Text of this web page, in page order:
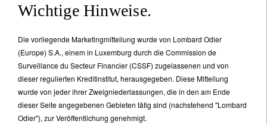
Wichtige Hinweise.
Die vorliegende Marketingmitteilung wurde von Lombard Odier
(Europe) S.A., einem in Luxemburg durch die Commission de
Surveillance du Secteur Financier (CSSF) zugelassenen und von
dieser regulierten Kreditinstitut, herausgegeben. Diese Mitteilung
wurde von jeder ihrer Zweigniederlassungen, die in den am Ende
dieser Seite angegebenen Gebieten tätig sind (nachstehend "Lombard
Odier"), zur Veröffentlichung genehmigt.